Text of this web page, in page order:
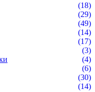
(18)
(29)
(49)
(14)
(17)
(3)
(4)
(6)
(30)
(14)